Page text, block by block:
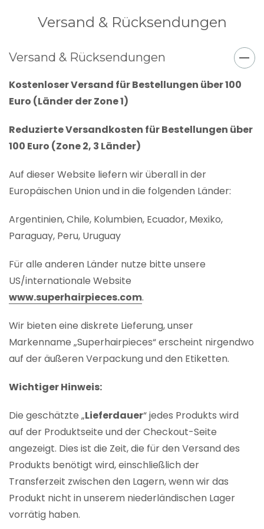
Versand & Rücksendungen
Versand & Rücksendungen
Kostenloser Versand für Bestellungen über 100
Euro (Länder der Zone 1)
Reduzierte Versandkosten für Bestellungen über
100 Euro (Zone 2, 3 Länder)
Auf dieser Website liefern wir überall in der
Europäischen Union und in die folgenden Länder:
Argentinien, Chile, Kolumbien, Ecuador, Mexiko,
Paraguay, Peru, Uruguay
Für alle anderen Länder nutze bitte unsere
US/internationale Website
www.superhairpieces.com.
Wir bieten eine diskrete Lieferung, unser
Markenname „Superhairpieces“ erscheint nirgendwo
auf der äußeren Verpackung und den Etiketten.
Wichtiger Hinweis:
Die geschätzte „Lieferdauer“ jedes Produkts wird
auf der Produktseite und der Checkout-Seite
angezeigt. Dies ist die Zeit, die für den Versand des
Produkts benötigt wird, einschließlich der
Transferzeit zwischen den Lagern, wenn wir das
Produkt nicht in unserem niederländischen Lager
vorrätig haben.